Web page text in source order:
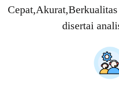
disertai